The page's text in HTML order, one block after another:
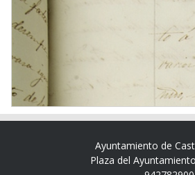
Ayuntamiento de
Plaza del